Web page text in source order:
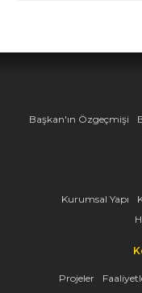
Başkan'ın Özgeçmişi
Kurumsal Yapı
Projeler